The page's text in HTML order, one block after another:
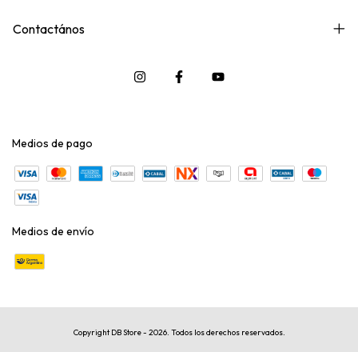
Contactános
Medios de pago
Medios de envío
Copyright DB Store - 2026. Todos los derechos reservados.